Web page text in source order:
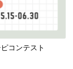
コンテスト